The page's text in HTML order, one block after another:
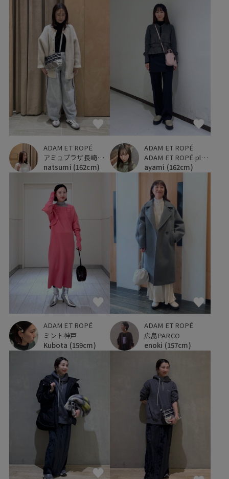
ADAM ET ROPÉ
アミュプラザ長崎新館
natsumi (162cm)
ADAM ET ROPÉ
ADAM ET ROPÉ plus ルミネ立川店
ayami (162cm)
ADAM ET ROPÉ
ミント神戸
Kubota (159cm)
ADAM ET ROPÉ
広島PARCO
enoki (157cm)